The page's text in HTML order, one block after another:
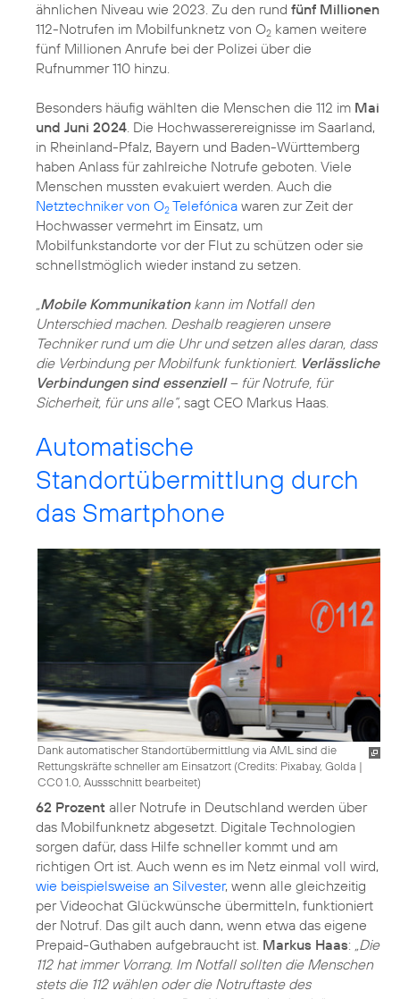
ähnlichen Niveau wie 2023. Zu den rund fünf Millionen
112-Notrufen im Mobilfunknetz von O2 kamen weitere
fünf Millionen Anrufe bei der Polizei über die
Rufnummer 110 hinzu.
Besonders häufig wählten die Menschen die 112 im Mai
und Juni 2024 . Die Hochwasserereignisse im Saarland,
in Rheinland-Pfalz, Bayern und Baden-Württemberg
haben Anlass für zahlreiche Notrufe geboten. Viele
Menschen mussten evakuiert werden. Auch die
Netztechniker von O2 Telefónica waren zur Zeit der
Hochwasser vermehrt im Einsatz, um
Mobilfunkstandorte vor der Flut zu schützen oder sie
schnellstmöglich wieder instand zu setzen.
Mobile Kommunikationkann im Notfall den
Unterschied machen. Deshalb reagieren unsere
Techniker rund um die Uhr und setzen alles daran, dass
die Verbindung per Mobilfunk funktioniert. Verlässliche
Verbindungen sind essenziell– für Notrufe, für
Sicherheit, für uns alle“, sagt CEO Markus Haas.
Automatische
Standortübermittlung durch
das Smartphone
Dank automatischer Standortübermittlung via AML sind die
Rettungskräfte schneller am Einsatzort (Credits: Pixabay, Golda |
CC0 1.0, Aussschnitt bearbeitet)
62 Prozent aller Notrufe in Deutschland werden über
das Mobilfunknetz abgesetzt. Digitale Technologien
sorgen dafür, dass Hilfe schneller kommt und am
richtigen Ort ist. Auch wenn es im Netz einmal voll wird,
wie beispielsweise an Silvester, wenn alle gleichzeitig
per Videochat Glückwünsche übermitteln, funktioniert
der Notruf. Das gilt auch dann, wenn etwa das eigene
Prepaid-Guthaben aufgebraucht ist. Markus Haas: „Die
112 hat immer Vorrang. Im Notfall sollten die Menschen
stets die 112 wählen oder die Notruftaste des